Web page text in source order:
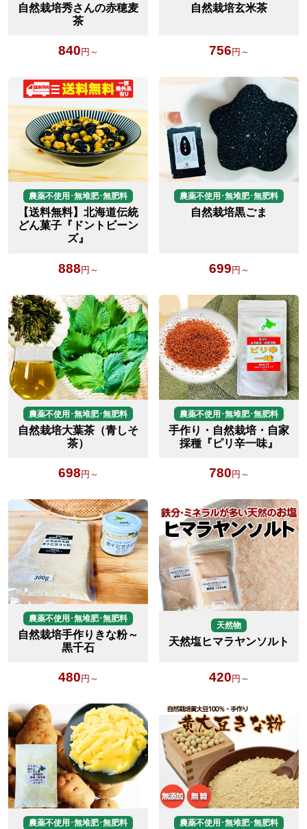
自然栽培秀さんの赤穂麦
茶
840 円～
自然栽培玄米茶
756 円～
農薬不使用･無堆肥･無肥料
【送料無料】北海道伝統
どん菓子『ドントビーン
ズ』
888円～
農薬不使用･無堆肥･無肥料
自然栽培黒ごま
699円～
農薬不使用･無堆肥･無肥料
自然栽培大葉茶（青しそ
茶）
698 円～
農薬不使用･無堆肥･無肥料
手作り・自然栽培・自家
採種『ピリ辛一味』
780 円～
農薬不使用･無堆肥･無肥料
自然栽培手作りきな粉～
黒千石
480 円～
天然物
天然塩ヒマラヤンソルト
420 円～
農薬不使用･無堆肥･無肥料 農薬不使用･無堆肥･無肥料